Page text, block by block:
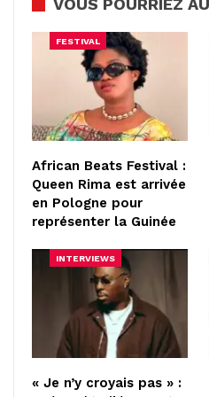
VOUS POURRIEZ
FESTIVAL
African Beats Festival :
Queen Rima est arrivée
en Pologne pour
représenter la Guinée
INTERVIEWS
« Je n’y croyais pas » :